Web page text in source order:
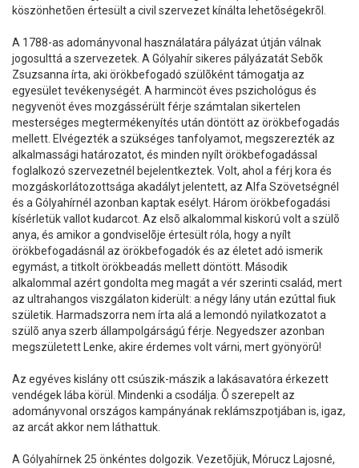
köszönhetõen értesült a civil szervezet kínálta lehetõségekrõl.
A 1788-as adományvonal használatára pályázat útján válnak
jogosulttá a szervezetek. A Gólyahír sikeres pályázatát Sebõk
Zsuzsanna írta, aki örökbefogadó szülõként támogatja az
egyesület tevékenységét. A harmincöt éves pszichológus és
negyvenöt éves mozgássérült férje számtalan sikertelen
mesterséges megtermékenyítés után döntött az örökbefogadás
mellett. Elvégezték a szükséges tanfolyamot, megszerezték az
alkalmassági határozatot, és minden nyílt örökbefogadással
foglalkozó szervezetnél bejelentkeztek. Volt, ahol a férj kora és
mozgáskorlátozottsága akadályt jelentett, az Alfa Szövetségnél
és a Gólyahírnél azonban kaptak esélyt. Három örökbefogadási
kísérletük vallot kudarcot. Az elsõ alkalommal kiskorú volt a szülõ
anya, és amikor a gondviselõje értesült róla, hogy a nyílt
örökbefogadásnál az örökbefogadók és az életet adó ismerik
egymást, a titkolt örökbeadás mellett döntött. Második
alkalommal azért gondolta meg magát a vér szerinti család, mert
az ultrahangos viszgálaton kiderült: a négy lány után ezúttal fiuk
születik. Harmadszorra nem írta alá a lemondó nyilatkozatot a
szülõ anya szerb állampolgárságú férje. Negyedszer azonban
megszületett Lenke, akire érdemes volt várni, mert gyönyörû!
Az egyéves kislány ott csúszik-mászik a lakásavatóra érkezett
vendégek lába körül. Mindenki a csodálja. Õ szerepelt az
adományvonal országos kampányának reklámszpotjában is, igaz,
az arcát akkor nem láthattuk.
A Gólyahírnek 25 önkéntes dolgozik. Vezetõjük, Mórucz Lajosné,